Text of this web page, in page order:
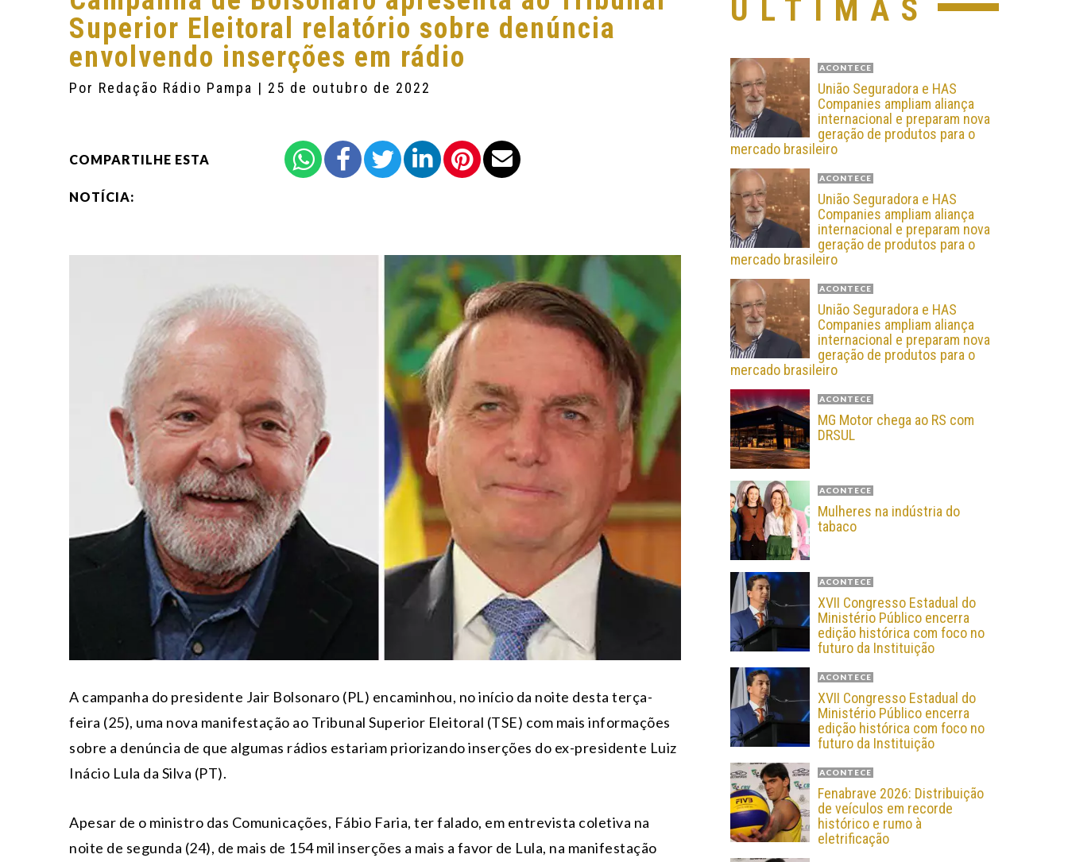
Superior Eleitoral relatório sobre denúncia
envolvendo inserções em rádio
Por Redação Rádio Pampa | 25 de outubro de 2022
COMPARTILHE ESTA
NOTÍCIA:
A campanha do presidente Jair Bolsonaro (PL) encaminhou, no início da noite desta terça-
feira (25), uma nova manifestação ao Tribunal Superior Eleitoral (TSE) com mais informações
sobre a denúncia de que algumas rádios estariam priorizando inserções do ex-presidente Luiz
Inácio Lula da Silva (PT).
Apesar de o ministro das Comunicações, Fábio Faria, ter falado, em entrevista coletiva na
noite de segunda (24), de mais de 154 mil inserções a mais a favor de Lula, na manifestação
ÚLTIMAS
ACONTECE
União Seguradora e HAS
Companies ampliam aliança
internacional e preparam nova
geração de produtos para o
mercado brasileiro
ACONTECE
União Seguradora e HAS
Companies ampliam aliança
internacional e preparam nova
geração de produtos para o
mercado brasileiro
ACONTECE
União Seguradora e HAS
Companies ampliam aliança
internacional e preparam nova
geração de produtos para o
mercado brasileiro
ACONTECE
MG Motor chega ao RS com
DRSUL
ACONTECE
Mulheres na indústria do
tabaco
ACONTECE
XVII Congresso Estadual do
Ministério Público encerra
edição histórica com foco no
futuro da Instituição
ACONTECE
XVII Congresso Estadual do
Ministério Público encerra
edição histórica com foco no
futuro da Instituição
ACONTECE
Fenabrave 2026: Distribuição
de veículos em recorde
histórico e rumo à
eletrificação